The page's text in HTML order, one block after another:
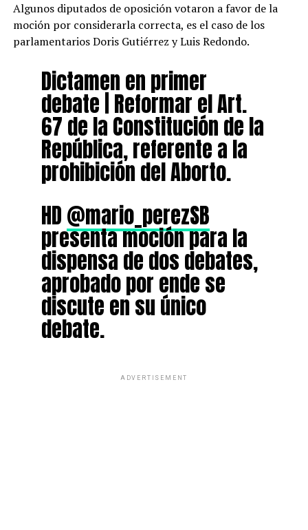
Algunos diputados de oposición votaron a favor de la
moción por considerarla correcta, es el caso de los
parlamentarios Doris Gutiérrez y Luis Redondo.
Dictamen en primer
debate | Reformar el Art.
67 de la Constitución de la
República, referente a la
prohibición del Aborto.
HD@mario_perezSB
presenta moción para la
dispensa de dos debates,
aprobado por ende se
discute en su único
debate.
ADVERTISEMENT